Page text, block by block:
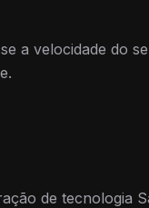
a velocidade do
de tecnologia